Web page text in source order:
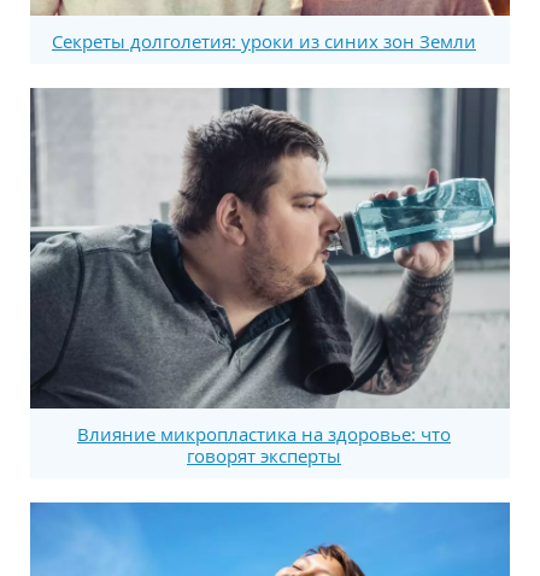
Секреты долголетия: уроки из синих зон Земли
Влияние микропластика на здоровье: что
говорят эксперты